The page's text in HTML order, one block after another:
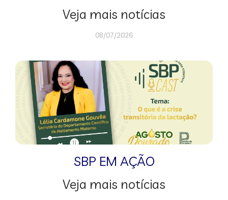
Veja mais notícias
08/07/2026
SBP EM AÇÃO
Veja mais notícias